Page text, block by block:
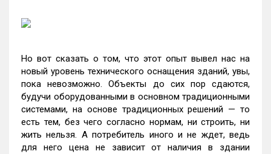
Но вот сказать о том, что этот опыт вывел нас на
новый уровень технического оснащения зданий, увы,
пока невозможно. Объекты до сих пор сдаются,
будучи оборудованными в основном традиционными
системами, на основе традиционных решений — то
есть тем, без чего согласно нормам, ни строить, ни
жить нельзя. А потребитель иного и не ждет, ведь
для него цена не зависит от наличия в здании